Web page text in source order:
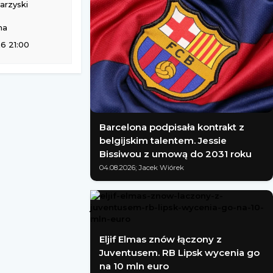
21:00
Barcelona podpisała kontrakt z
belgijskim talentem. Jessie
Bissiwou z umową do 2031 roku
04.08.2026; Jacek Wiórek
Eljif Elmas znów łączony z
Juventusem. RB Lipsk wycenia go
na 10 mln euro